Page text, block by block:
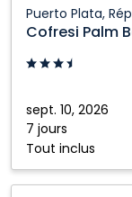
Puerto Plata,
Cofresi Palm
sept. 10, 2026
7 jours
Tout inclus
Palm
Beach
Resort
Spa:
Puerto
Plata,
République